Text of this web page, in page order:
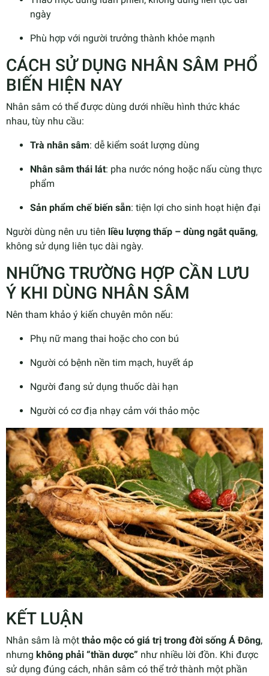
ngày
Phù hợp với người trưởng thành khỏe mạnh
CÁCH SỬ DỤNG NHÂN SÂM PHỔ
BIẾN HIỆN NAY
Nhân sâm có thể được dùng dưới nhiều hình thức khác
nhau, tùy nhu cầu:
Trà nhân sâm: dễ kiểm soát lượng dùng
Nhân sâm thái lát: pha nước nóng hoặc nấu cùng thực
phẩm
Sản phẩm chế biến sẵn: tiện lợi cho sinh hoạt hiện đại
Người dùng nên ưu tiên liều lượng thấp – dùng ngắt quãng,
không sử dụng liên tục dài ngày.
NHỮNG TRƯỜNG HỢP CẦN LƯU
Ý KHI DÙNG NHÂN SÂM
Nên tham khảo ý kiến chuyên môn nếu:
Phụ nữ mang thai hoặc cho con bú
Người có bệnh nền tim mạch, huyết áp
Người đang sử dụng thuốc dài hạn
Người có cơ địa nhạy cảm với thảo mộc
KẾT LUẬN
Nhân sâm là một thảo mộc có giá trị trong đời sống Á Đông,
nhưng không phải “thần dược” như nhiều lời đồn. Khi được
sử dụng đúng cách, nhân sâm có thể trở thành một phần